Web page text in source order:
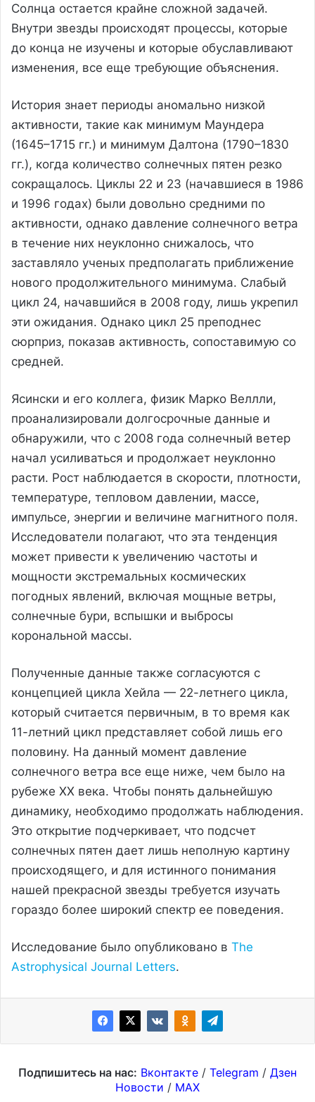
Солнца остается крайне сложной задачей.
Внутри звезды происходят процессы, которые
до конца не изучены и которые обуславливают
изменения, все еще требующие объяснения.
История знает периоды аномально низкой
активности, такие как минимум Маундера
(1645–1715 гг.) и минимум Далтона (1790–1830
гг.), когда количество солнечных пятен резко
сокращалось. Циклы 22 и 23 (начавшиеся в 1986
и 1996 годах) были довольно средними по
активности, однако давление солнечного ветра
в течение них неуклонно снижалось, что
заставляло ученых предполагать приближение
нового продолжительного минимума. Слабый
цикл 24, начавшийся в 2008 году, лишь укрепил
эти ожидания. Однако цикл 25 преподнес
сюрприз, показав активность, сопоставимую со
средней.
Ясински и его коллега, физик Марко Веллли,
проанализировали долгосрочные данные и
обнаружили, что с 2008 года солнечный ветер
начал усиливаться и продолжает неуклонно
расти. Рост наблюдается в скорости, плотности,
температуре, тепловом давлении, массе,
импульсе, энергии и величине магнитного поля.
Исследователи полагают, что эта тенденция
может привести к увеличению частоты и
мощности экстремальных космических
погодных явлений, включая мощные ветры,
солнечные бури, вспышки и выбросы
корональной массы.
Полученные данные также согласуются с
концепцией цикла Хейла — 22-летнего цикла,
который считается первичным, в то время как
11-летний цикл представляет собой лишь его
половину. На данный момент давление
солнечного ветра все еще ниже, чем было на
рубеже XX века. Чтобы понять дальнейшую
динамику, необходимо продолжать наблюдения.
Это открытие подчеркивает, что подсчет
солнечных пятен дает лишь неполную картину
происходящего, и для истинного понимания
нашей прекрасной звезды требуется изучать
гораздо более широкий спектр ее поведения.
Исследование было опубликовано в The
Astrophysical Journal Letters.
Подпишитесь на нас: Вконтакте / Telegram / Дзен
Новости / MAX